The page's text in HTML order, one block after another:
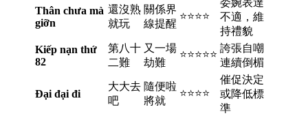
Thân chưa mà
giỡn
還沒熟
就玩
關係界
線提醒
⭐⭐⭐⭐
不適，維
持禮貌
Kiếp nạn thứ
82
第八十
二難
又一場
劫難
⭐⭐⭐⭐⭐
誇張自嘲
連續倒楣
Đại đại đi
大大去
吧
隨便啦
將就
⭐⭐⭐⭐
催促決定
或降低標
準